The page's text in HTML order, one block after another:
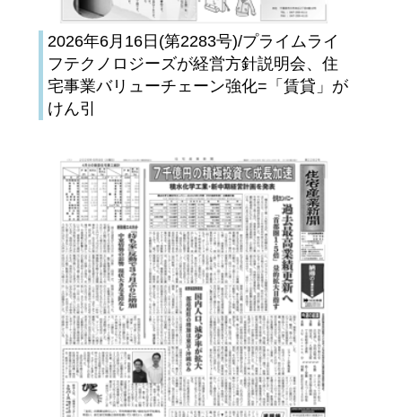
2026年6月16日(第2283号)/プライムライ
フテクノロジーズが経営方針説明会、住
宅事業バリューチェーン強化=「賃貸」が
けん引